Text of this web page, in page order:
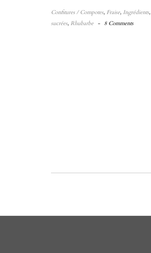
Confitures / Compotes, Fraise, Ingrédients,
sucrées, Rhubarbe - 8 Comments